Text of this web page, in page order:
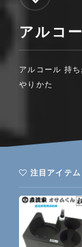
アルコ
アルコール 持
やりかた
注目アイテム